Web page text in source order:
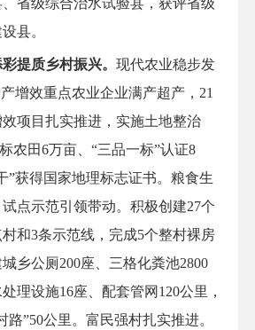
省级综合治水试验县，获评省级
县。
提质乡村振兴。 现代农业稳步发
增效重点农业企业满产超产，21
项目扎实推进，实施土地整治
农田6万亩、“三品一标”认证8
”获得国家地理标志证书。粮食生
点示范引领带动。积极创建27个
和3条示范线，完成5个整村裸房
乡公厕200座、三格化粪池2800
理设施16座、配套管网120公里，
路”50公里。富民强村扎实推进。